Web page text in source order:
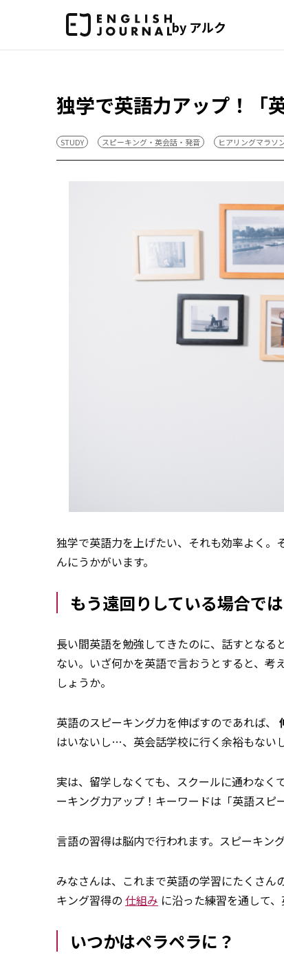
by アルク
独学で英語力アップ！「
STUDY スピーキング・英会話・発音 ヒアリングマラソ
独学で英語力を上げたい、それも効率よく。
んにうかがいます。
もう遠回りしている場合で
長い間英語を勉強してきたのに、話すとな
ない。いざ何かを英語で言おうとすると、考
しょうか。
英語のスピーキング力を伸ばすのであれば、
はいないし…、英会話学校に行く余裕もない
実は、留学しなくても、スクールに通わなく
ーキング力アップ！キーワードは「英語スピ
言語の習得は脳内で行われます。スピーキン
みなさんは、これまで英語の学習にたくさ
キング習得の 仕組み に沿った練習を通して
いつかはペラペラに？